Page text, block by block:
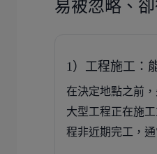
易被忽略、
1）工程施工：
在決定地點之前
大型工程正在施
程非近期完工，通